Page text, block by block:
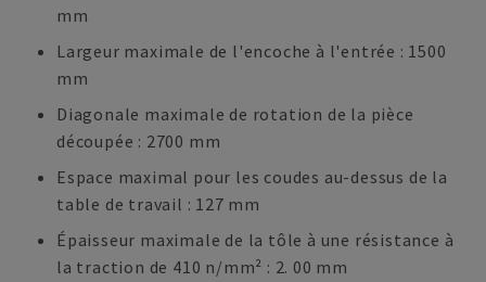
mm
Largeur maximale de l'encoche à l'entrée : 1500
mm
Diagonale maximale de rotation de la pièce
découpée : 2700 mm
Espace maximal pour les coudes au-dessus de la
table de travail : 127 mm
Épaisseur maximale de la tôle à une résistance à
la traction de 410 n/mm² : 2. 00 mm